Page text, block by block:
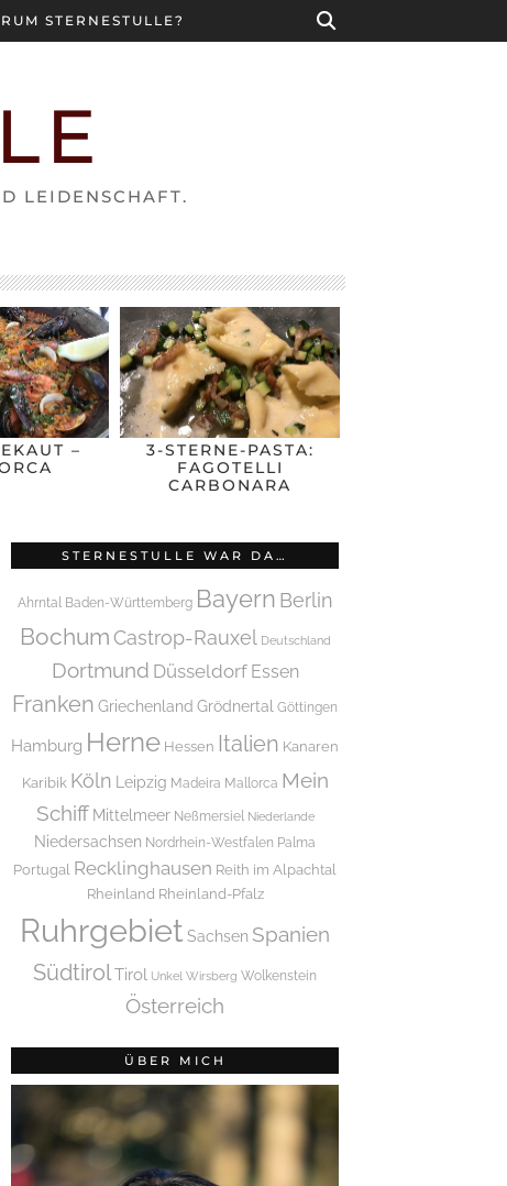
LEIDENSCHAFT.
STERNESTULLE?
–
3-STERNE-PASTA:
FAGOTELLI
CARBONARA
STERNESTULLE WAR DA…
Ahrntal Baden-Württemberg Bayern Berlin
Bochum Castrop-Rauxel Deutschland
Dortmund Düsseldorf Essen
Franken Griechenland Grödnertal Göttingen
Hamburg Herne Hessen Italien Kanaren
Karibik Köln Leipzig Madeira Mallorca Mein
Schiff Mittelmeer Neßmersiel Niederlande
Niedersachsen Nordrhein-Westfalen Palma
Portugal Recklinghausen Reith im Alpachtal
Rheinland Rheinland-Pfalz
Ruhrgebiet Sachsen Spanien
SüdtirolTirol Unkel Wirsberg Wolkenstein
Österreich
ÜBER MICH